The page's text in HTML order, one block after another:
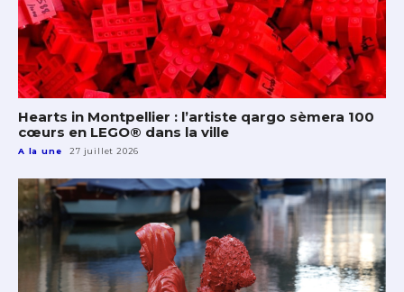
Hearts in Montpellier : l’artiste qargo sèmera 100
cœurs en LEGO® dans la ville
A la une 27 juillet 2026